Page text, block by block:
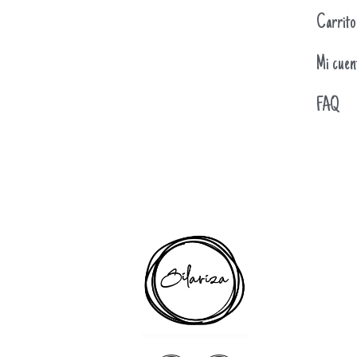
Carrito
Mi
FAQ